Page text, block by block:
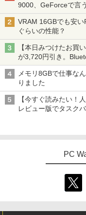
9000、GeForceで言
VRAM 16GBでも安
ぐらいの性能？
【本日みつけたお買
が3,720円引き。
メモリ8GBで仕事な
りました
【今すぐ読みたい！
レビュー版でタスク
PC